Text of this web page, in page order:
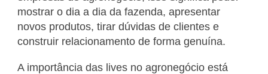
mostrar o dia a dia da fazenda, apresentar
novos produtos, tirar dúvidas de clientes e
construir relacionamento de forma genuína.
A importância das lives no agronegócio está